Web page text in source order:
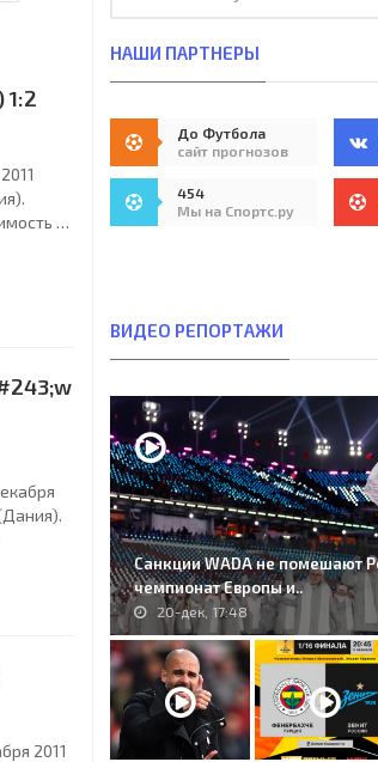
1:2
-
2011
НАШИ ПАРТНЕРЫ
До Футбола
сайт прогнозов
454
Мы на Спортс.ру
ВИДЕО РЕПОРТАЖИ
Санкции WADA не помешают
чемпионат Европы и..
20-дек, 17:48